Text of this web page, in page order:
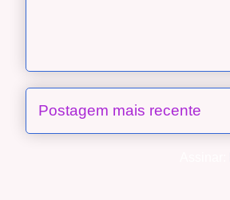
Postagem mais recente